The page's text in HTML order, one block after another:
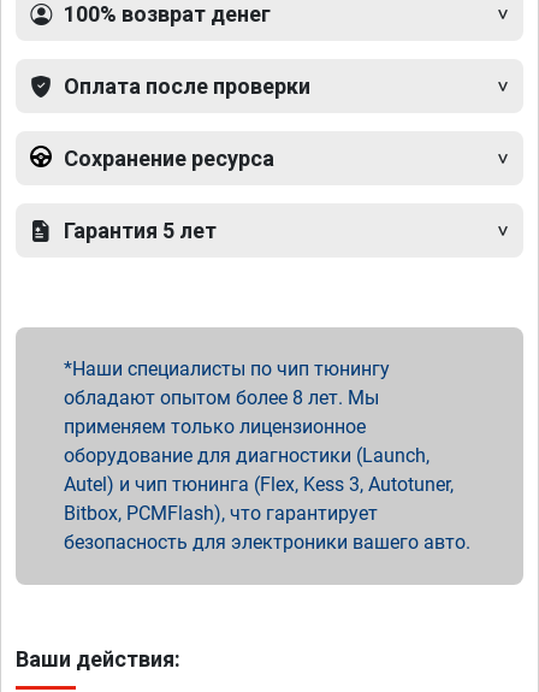
100% возврат денег
Оплата после проверки
Сохранение ресурса
Гарантия 5 лет
Наши специалисты по чип тюнингу
обладают опытом более 8 лет. Мы
применяем только лицензионное
оборудование для диагностики (Launch,
Autel) и чип тюнинга (Flex, Kess 3, Autotuner,
Bitbox, PCMFlash), что гарантирует
безопасность для электроники вашего авто.
Ваши действия: